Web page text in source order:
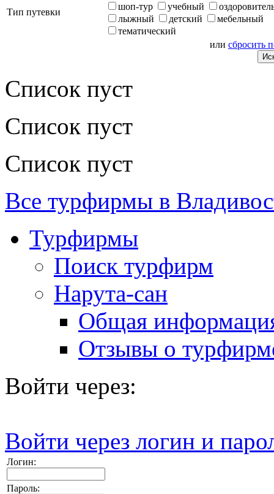
Тип путевки
шоп-тур
учебный
лыжный
детский
мебельный
тематический
или сбросить
Список пуст
Список пуст
Список пуст
Все турфирмы в
Турфирмы
Поиск турфирм
Нарута-сан
Общая
Отзывы о
Войти через:
Войти через логин и
Логин:
Пароль: